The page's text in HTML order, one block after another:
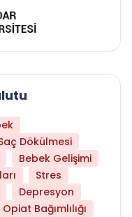
Dökülmesi
Bebek Gelişimi
Stres
Depresyon
Opiat Bağımlılığı